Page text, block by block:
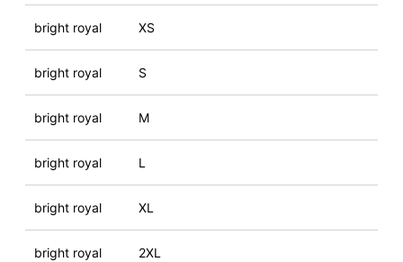
bright royal XS
bright royal S
bright royal M
bright royal L
bright royal XL
bright royal 2XL